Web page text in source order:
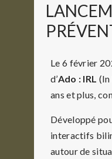
Le 6 février
d’Ado : IRL (In
ans et plus,
Développé
interactifs
autour de